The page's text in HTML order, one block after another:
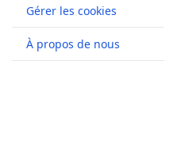
Gérer les cookies
À propos de nous